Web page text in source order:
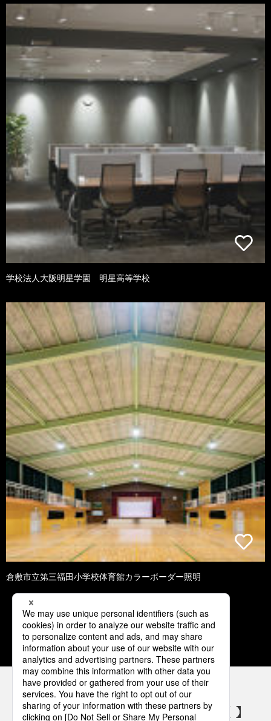
学校法人大阪明星学園 明星高等学校
倉敷市立第三福田小学校体育館カラーボーダー照明
1 2 3 4 5
パナソニックの電気設備 SNSアカウント